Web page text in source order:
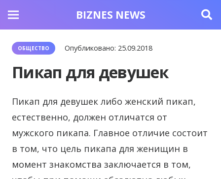
BIZNES NEWS
ОБЩЕСТВО Опубликовано: 25.09.2018
Пикап для девушек
Пикап для девушек либо женский пикап,
естественно, должен отличатся от
мужского пикапа. Главное отличие состоит
в том, что цель пикапа для женищин в
момент знакомства заключается в том,